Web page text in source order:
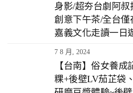
身影/超夯台劇阿
創意下午茶/全台
嘉義文化走讀一日
7 8 月, 2024
【台南】俗女養
粿+後壁LV茄芷袋